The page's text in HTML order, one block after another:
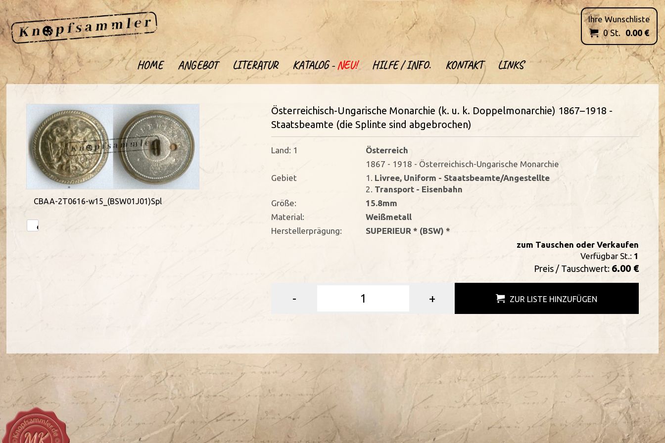
HOME ANGEBOT LITERATUR KATALOG -NEU! HILFE / INFO. KONTAKT LINKS
Ihre Wunschliste
 0St. 0.00 €
CBAA-2T0616-w15_(BSW01J01)Spl
Österreichisch-Ungarische Monarchie (k. u. k. Doppelmonarchie) 1867–1918 -
Staatsbeamte (die Splinte sind abgebrochen)
Land: 1
Österreich
1867 - 1918 - Österreichisch-Ungarische Monarchie
Gebiet
1. Livree, Uniform - Staatsbeamte/Angestellte
2. Transport - Eisenbahn
Größe:
15.8mm
Material:
Weißmetall
Herstellerprägung:
SUPERIEUR * (BSW) *
zum Tauschen oder Verkaufen
Verfügbar St.: 1
Preis / Tauschwert: 6.00 €
- + ZUR LISTE HINZUFÜGEN